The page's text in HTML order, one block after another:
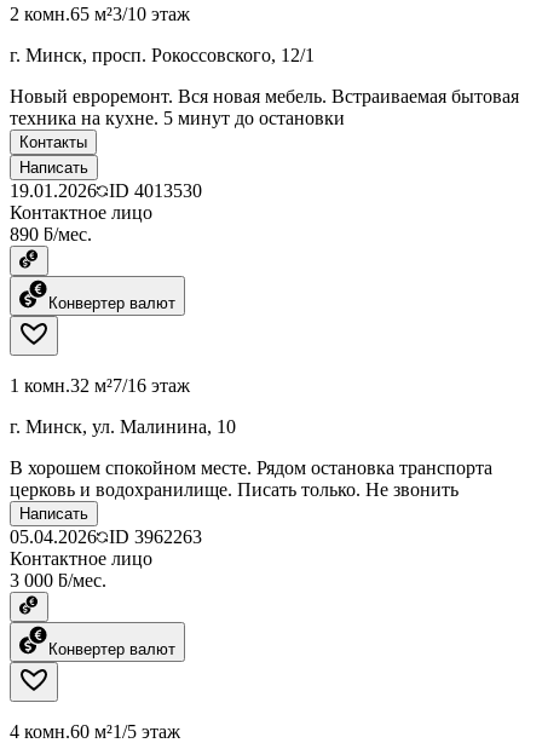
2 комн.65 м²3/10 этаж
г. Минск, просп. Рокоссовского, 12/1
Новый евроремонт. Вся новая мебель. Встраиваемая бытовая
техника на кухне. 5 минут до остановки
Контакты
Написать
19.01.2026 ID 4013530
Контактное лицо
890 ƃ/мес.
Конвертер валют
1 комн.32 м²7/16 этаж
г. Минск, ул. Малинина, 10
В хорошем спокойном месте. Рядом остановка транспорта
церковь и водохранилище. Писать только. Не звонить
Написать
05.04.2026 ID 3962263
Контактное лицо
3 000 ƃ/мес.
Конвертер валют
4 комн.60 м²1/5 этаж